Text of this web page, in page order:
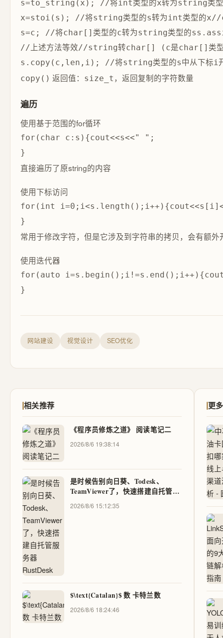
s=to_string(x); //将int类型的x转为string类
x=stoi(s); //将string类型的s转为int类型的
s=c; //将char[]类型的c转为string类型的
//上述方法等效//string转char[] (c是char[]类
copy() 返回值： size_t ，返回复制的字符数量
遍历
使用基于范围的for循环
for(char c:s){cout<<s<<" ";
直接遍历了原string的内容
使用下标访问
for(int
常用于修改字符，但是它涉及到字符串的拷贝，会有额外
使用迭代器
for(auto
网站建设 视觉设计 SEO优化
相关推荐
《程序员修炼之道》 阅读笔记二
2026/8/6 19:38:14
是时候告别向日葵、Todesk、
TeamViewer了，快速搭建自托管服
务器RustDesk
2026/8/6 15:12:35
$\text{Catalan}$ 数 卡特兰数
2026/8/6 18:24:46
更